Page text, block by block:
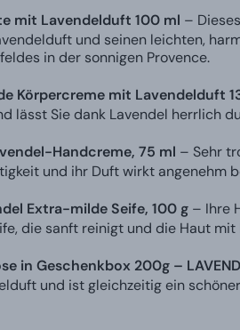
mit Lavendelduft 100 ml –
und seinen leichten,
in der sonnigen Provence.
Körpercreme mit Lavendelduft
lässt Sie dank Lavendel herrlich
Handcreme, 75 ml – Sehr
und ihr Duft wirkt angenehm
Extra-milde Seife, 100 g– Ihre
die sanft reinigt und die Haut
in Geschenkbox 200g –
und ist gleichzeitig ein